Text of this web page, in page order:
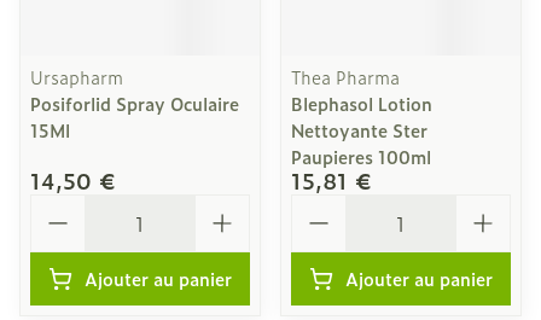
Ursapharm
Posiforlid Spray Oculaire
15Ml
14,50 €
Ajouter au panier
Thea Pharma
Blephasol Lotion
Nettoyante Ster
Paupieres 100ml
15,81 €
Ajouter au panier